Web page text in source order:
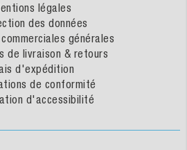
légales
des données
générales
de livraison & retours
d'expédition
de conformité
d'accessibilité